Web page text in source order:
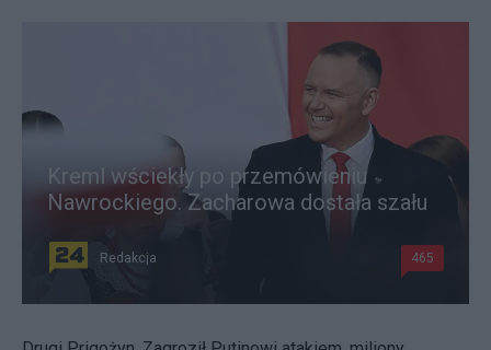
Kreml wściekły po przemówieniu
Nawrockiego. Zacharowa dostała szału
Redakcja 465